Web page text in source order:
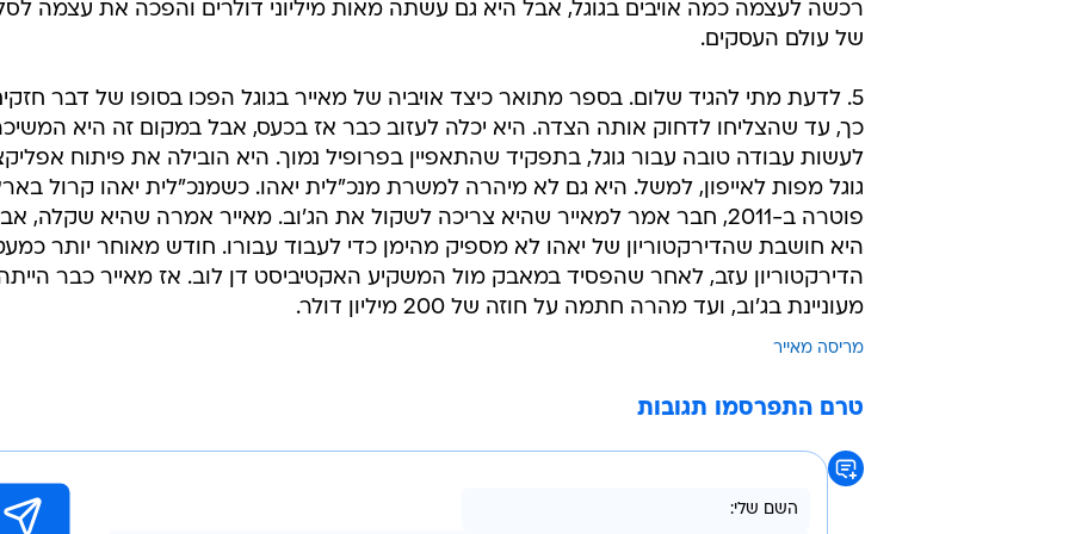
רכשה לעצמה כמה אויבים בגוגל, אבל היא גם עשתה מאות מיליוני דולרים והפכה את עצמה
של עולם העסקים.
5. לדעת מתי להגיד שלום. בספר מתואר כיצד אויביה של מאייר בגוגל הפכו בסופו של דבר
כך, עד שהצליחו לדחוק אותה הצדה. היא יכלה לעזוב כבר אז בכעס, אבל במקום זה היא
לעשות עבודה טובה עבור גוגל, בתפקיד שהתאפיין בפרופיל נמוך. היא הובילה את פיתוח
גוגל מפות לאייפון, למשל. היא גם לא מיהרה למשרת מנכ"לית יאהו. כשמנכ"לית יאהו קרול
פוטרה ב-2011, חבר אמר למאייר שהיא צריכה לשקול את הג'וב. מאייר אמרה שהיא שקלה,
היא חושבת שהדירקטוריון של יאהו לא מספיק מהימן כדי לעבוד עבורו. חודש מאוחר יותר
הדירקטוריון עזב, לאחר שהפסיד במאבק מול המשקיע האקטיביסט דן לוב. אז מאייר כבר
מעוניינת בג'וב, ועד מהרה חתמה על חוזה של 200 מיליון דולר.
מריסה מאייר
טרם התפרסמו תגובות